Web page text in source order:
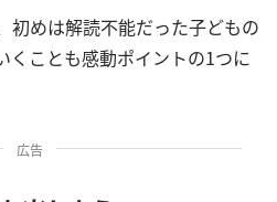
初めは解読不能だった子どもの
くことも感動ポイントの1つに
広告